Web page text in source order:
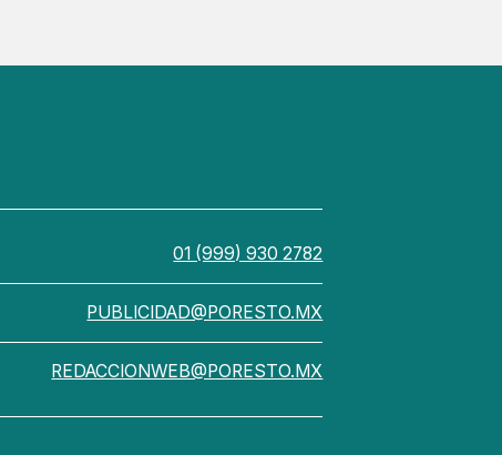
01 (999) 930 2782
PUBLICIDAD@PORESTO.MX
REDACCIONWEB@PORESTO.MX